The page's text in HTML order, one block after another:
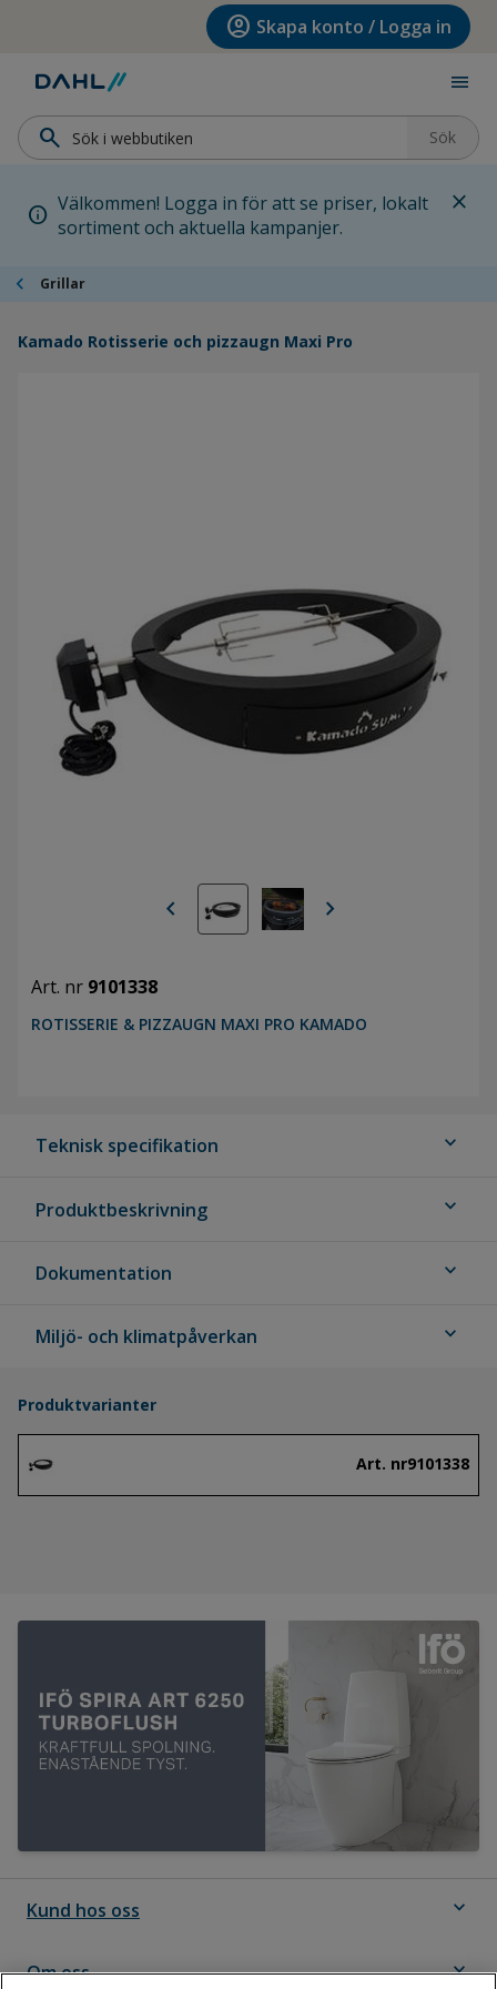
Hoppa till huvudinnehållet account_circle Skapa konto / Logga in
menu
search Sök
info Välkommen! Logga in för att se priser, lokalt
sortiment och aktuella kampanjer.
close
chevron_left Grillar
Kamado Rotisserie och pizzaugn Maxi Pro
chevron_left chevron_right
Art. nr 9101338
ROTISSERIE & PIZZAUGN MAXI PRO KAMADO
Teknisk specifikation expand_more
Produktbeskrivning expand_more
Dokumentation expand_more
Miljö- och klimatpåverkan expand_more
Produktvarianter
Art. nr9101338
Kund hos oss expand_more
Om oss expand_more